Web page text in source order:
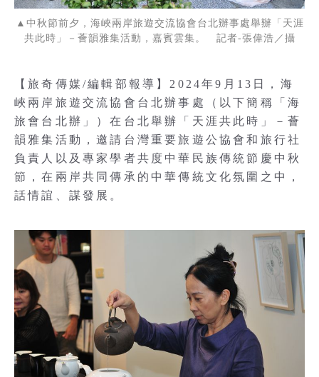
▲中秋節前夕，海峽兩岸旅遊交流協會台北辦事處舉辦「天涯
共此時」－薈韻雅集活動，嘉賓雲集。 記者-張偉浩／攝
【旅奇傳媒/編輯部報導】2024年9月13日，海
峽兩岸旅遊交流協會台北辦事處（以下簡稱「海
旅會台北辦」）在台北舉辦「天涯共此時」－薈
韻雅集活動，邀請台灣重要旅遊公協會和旅行社
負責人以及專家學者共度中華民族傳統節慶中秋
節，在兩岸共同傳承的中華傳統文化氛圍之中，
話情誼、謀發展。